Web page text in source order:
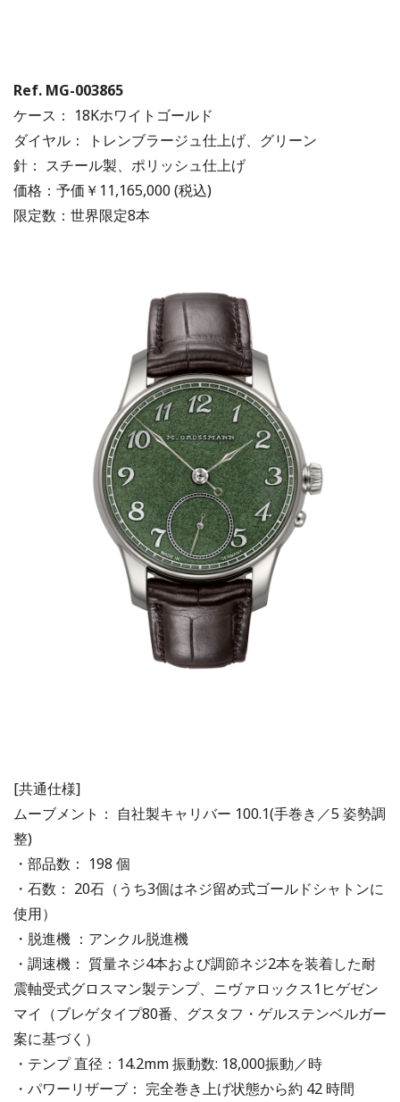
Ref. MG-003865
ケース： 18Kホワイトゴールド
ダイヤル： トレンブラージュ仕上げ、グリーン
針： スチール製、ポリッシュ仕上げ
価格：予価￥11,165,000 (税込)
限定数：世界限定8本
[共通仕様]
ムーブメント： 自社製キャリバー 100.1(手巻き／5 姿勢調
整)
・部品数： 198 個
・石数： 20石（うち3個はネジ留め式ゴールドシャトンに
使用）
・脱進機 ：アンクル脱進機
・調速機： 質量ネジ4本および調節ネジ2本を装着した耐
震軸受式グロスマン製テンプ、ニヴァロックス1ヒゲゼン
マイ（ブレゲタイプ80番、グスタフ・ゲルステンベルガー
案に基づく）
・テンプ 直径：14.2mm 振動数: 18,000振動／時
・パワーリザーブ： 完全巻き上げ状態から約 42 時間